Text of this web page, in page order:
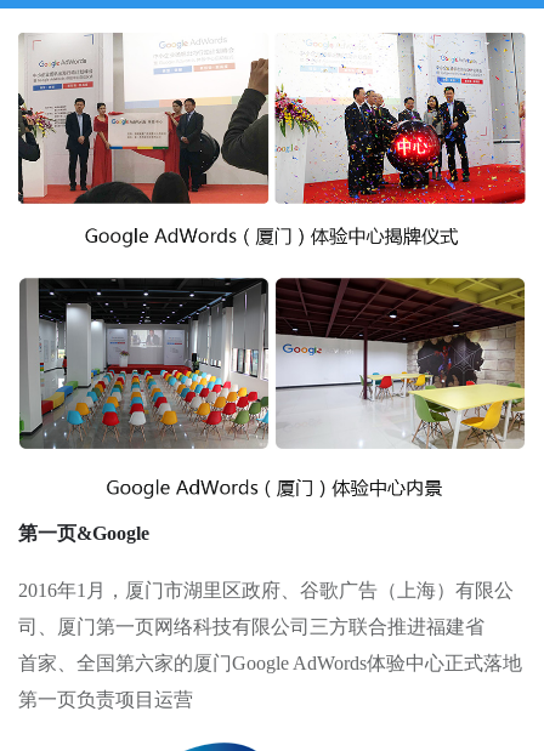
第一页&Google
2016年1月，厦门市湖里区政府、谷歌广告（上海）有限公
司、厦门第一页网络科技有限公司三方联合推进福建省
首家、全国第六家的厦门Google AdWords体验中心正式落地
第一页负责项目运营